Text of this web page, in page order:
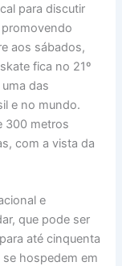
para discutir
aos sábados,
fica no 21º
das
e no mundo.
300 metros
com a vista da
e
que pode ser
até cinquenta
hospedem em